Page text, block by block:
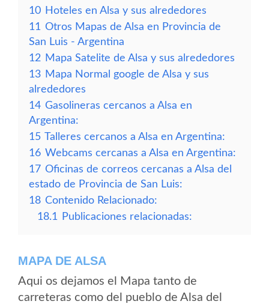
10 Hoteles en Alsa y sus alrededores
11 Otros Mapas de Alsa en Provincia de
San Luis - Argentina
12 Mapa Satelite de Alsa y sus alrededores
13 Mapa Normal google de Alsa y sus
alrededores
14 Gasolineras cercanos a Alsa en
Argentina:
15 Talleres cercanos a Alsa en Argentina:
16 Webcams cercanas a Alsa en Argentina:
17 Oficinas de correos cercanas a Alsa del
estado de Provincia de San Luis:
18 Contenido Relacionado:
18.1
Publicaciones relacionadas:
MAPA DE ALSA
Aqui os dejamos el Mapa tanto de
carreteras como del pueblo de Alsa del